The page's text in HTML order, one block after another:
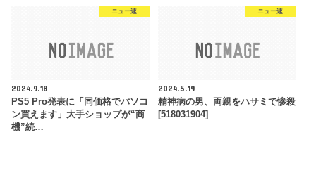
ニュー速
2024.9.18
PS5 Pro発表に「同価格でパソコ
ン買えます」大手ショップが“商
機”続…
ニュー速
2024.5.19
精神病の男、両親をハサミで惨殺
[518031904]